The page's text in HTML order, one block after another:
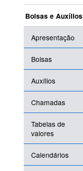
Bolsas e Auxílios
Apresentação
Bolsas
Auxílios
Chamadas
Tabelas de
valores
Calendários